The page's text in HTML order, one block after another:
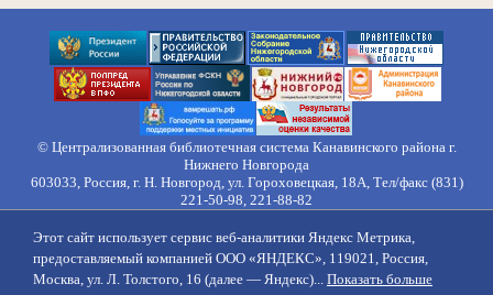
© Централизованная библиотечная система Канавинского района г.
Нижнего Новгорода
603033, Россия, г. Н. Новгород, ул. Гороховецкая, 18А, Тел/факс (831)
221-50-98, 221-88-82
Контакты Противодействие коррупции
Противодействие
идеологии терроризма
Напишите нам
Этот сайт использует сервис веб-аналитики Яндекс Метрика,
предоставляемый компанией ООО «ЯНДЕКС», 119021, Россия,
Москва, ул. Л. Толстого, 16 (далее — Яндекс)... Показать больше